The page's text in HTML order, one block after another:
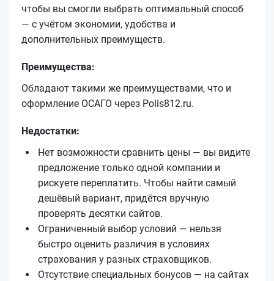
чтобы вы смогли выбрать оптимальный способ
— с учётом экономии, удобства и
дополнительных преимуществ.
Преимущества:
Обладают такими же преимуществами, что и
оформление ОСАГО через Polis812.ru.
Недостатки:
Нет возможности сравнить цены — вы видите
предложение только одной компании и
рискуете переплатить. Чтобы найти самый
дешёвый вариант, придётся вручную
проверять десятки сайтов.
Ограниченный выбор условий — нельзя
быстро оценить различия в условиях
страхования у разных страховщиков.
Отсутствие специальных бонусов — на сайтах